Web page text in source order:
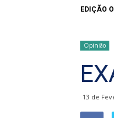
EDIÇÃO
Opinião
13 de